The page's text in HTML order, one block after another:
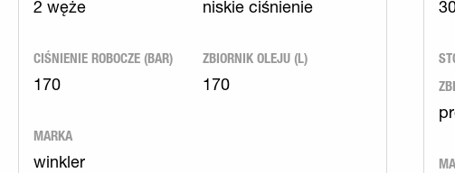
2 węże niskie ciśnienie
CIŚNIENIE ROBOCZE (BAR)
170
ZBIORNIK OLEJU (L)
170
MARKA
winkler